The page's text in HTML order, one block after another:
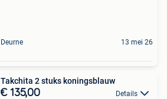
Deurne 13 mei 26
Takchita 2 stuks koningsblauw
€ 135,00 Details